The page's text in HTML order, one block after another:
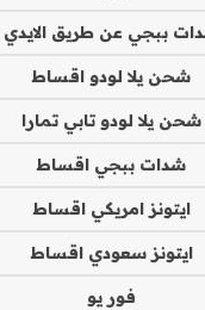
ببجي عن طريق الايدي
شحن يلا لودو اقساط
شحن يلا لودو تابي تمارا
شدات ببجي اقساط
ايتونز امريكي اقساط
ايتونز سعودي اقساط
فور يو